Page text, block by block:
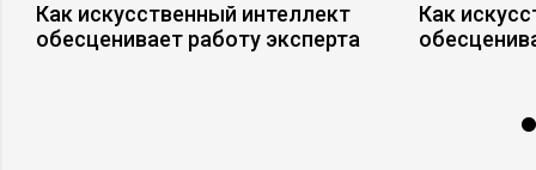
Как искусственный интеллект
обесценивает работу эксперта
Как